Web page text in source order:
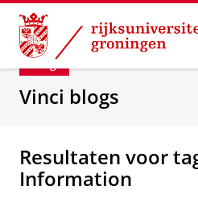
Skip
Content
Skip
Navigation
Department of
Blog
Vinci blogs
Resultaten voor
Information